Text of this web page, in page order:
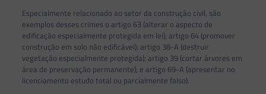
Especialmente relacionado ao setor da construção civil, são
exemplos desses crimes o artigo 63 (alterar o aspecto de
edificação especialmente protegida em lei); artigo 64 (promover
construção em solo não edificável); artigo 38-A (destruir
vegetação especialmente protegida); artigo 39 (cortar árvores em
área de preservação permanente); e artigo 69-A (apresentar no
licenciamento estudo total ou parcialmente falso).